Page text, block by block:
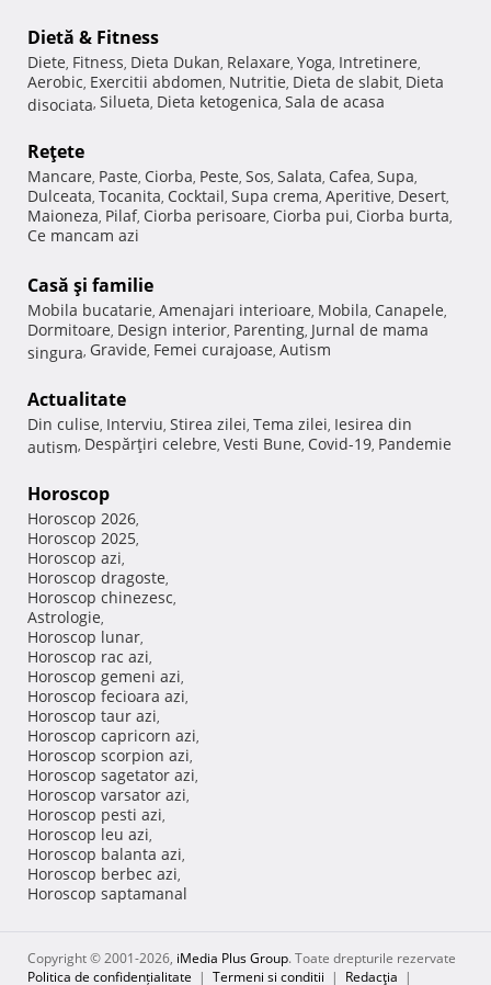
Dietă & Fitness
Diete, Fitness, Dieta Dukan, Relaxare, Yoga, Intretinere,
Aerobic, Exercitii abdomen, Nutritie, Dieta de slabit, Dieta
disociata, Silueta, Dieta ketogenica, Sala de acasa
Reţete
Mancare, Paste, Ciorba, Peste, Sos, Salata, Cafea, Supa,
Dulceata, Tocanita, Cocktail, Supa crema, Aperitive, Desert,
Maioneza, Pilaf, Ciorba perisoare, Ciorba pui, Ciorba burta,
Ce mancam azi
Casă şi familie
Mobila bucatarie, Amenajari interioare, Mobila, Canapele,
Dormitoare, Design interior, Parenting, Jurnal de mama
singura, Gravide, Femei curajoase, Autism
Actualitate
Din culise, Interviu, Stirea zilei, Tema zilei, Iesirea din
autism, Despărţiri celebre, Vesti Bune, Covid-19, Pandemie
Horoscop
Horoscop 2026,
Horoscop 2025,
Horoscop azi,
Horoscop dragoste,
Horoscop chinezesc,
Astrologie,
Horoscop lunar,
Horoscop rac azi,
Horoscop gemeni azi,
Horoscop fecioara azi,
Horoscop taur azi,
Horoscop capricorn azi,
Horoscop scorpion azi,
Horoscop sagetator azi,
Horoscop varsator azi,
Horoscop pesti azi,
Horoscop leu azi,
Horoscop balanta azi,
Horoscop berbec azi,
Horoscop saptamanal
Copyright © 2001-2026, iMedia Plus Group. Toate drepturile rezervate
Politica de confidențialitate | Termeni si conditii | Redacţia |